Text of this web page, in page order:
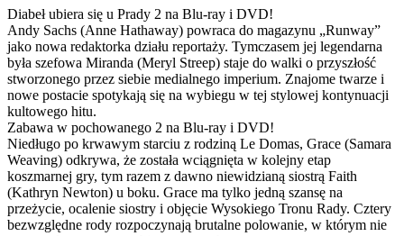
Diabeł ubiera się u Prady 2 na Blu-ray i DVD!
Andy Sachs (Anne Hathaway) powraca do magazynu „Runway”
jako nowa redaktorka działu reportaży. Tymczasem jej legendarna
była szefowa Miranda (Meryl Streep) staje do walki o przyszłość
stworzonego przez siebie medialnego imperium. Znajome twarze i
nowe postacie spotykają się na wybiegu w tej stylowej kontynuacji
kultowego hitu.
Zabawa w pochowanego 2 na Blu-ray i DVD!
Niedługo po krwawym starciu z rodziną Le Domas, Grace (Samara
Weaving) odkrywa, że została wciągnięta w kolejny etap
koszmarnej gry, tym razem z dawno niewidzianą siostrą Faith
(Kathryn Newton) u boku. Grace ma tylko jedną szansę na
przeżycie, ocalenie siostry i objęcie Wysokiego Tronu Rady. Cztery
bezwzględne rody rozpoczynają brutalne polowanie, w którym nie